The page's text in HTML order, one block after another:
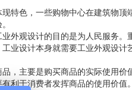
特色，一些购物中心在建筑物
外观设计的目的是为人民服务
业设计本身就需要工业外观设计
，主要是购买商品的实际使用
利于消费者发挥商品的使用价值。